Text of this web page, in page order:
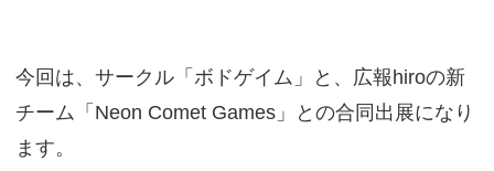
今回は、サークル「ボドゲイム」と、広報hiroの新
チーム「Neon Comet Games」との合同出展になり
ます。